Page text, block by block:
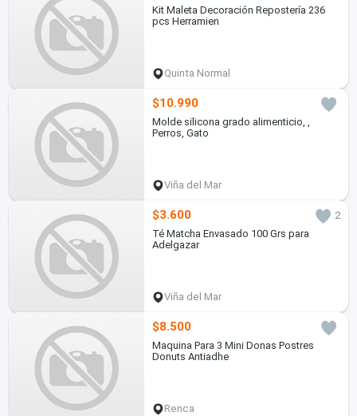
Kit Maleta Decoración Repostería 236
pcs Herramien
Quinta Normal
$10.990
Molde silicona grado alimenticio, ,
Perros, Gato
Viña del Mar
$3.600
2
Té Matcha Envasado 100 Grs para
Adelgazar
Viña del Mar
$8.500
Maquina Para 3 Mini Donas Postres
Donuts Antiadhe
Renca